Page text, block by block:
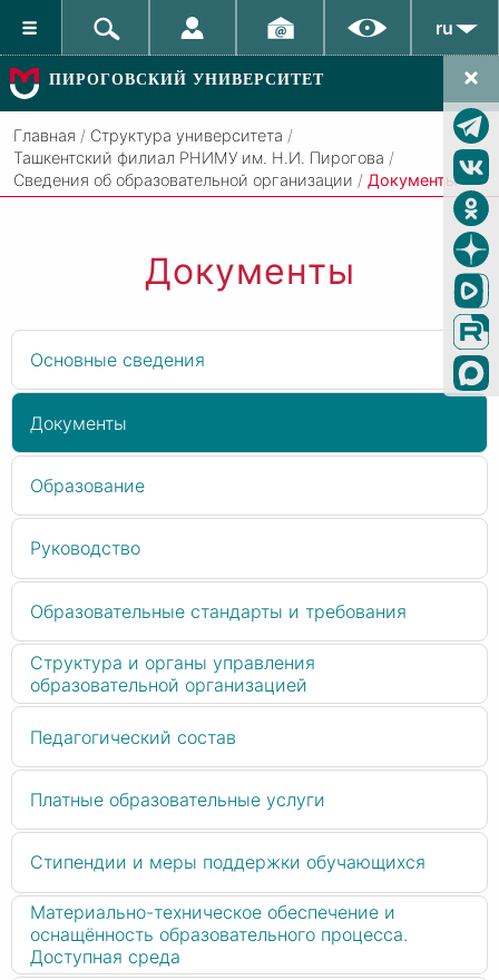
ru
ПИРОГОВСКИЙ УНИВЕРСИТЕТ
Главная / Структура университета /
Ташкентский филиал РНИМУ им. Н.И. Пирогова /
Сведения об образовательной организации / Документы
Документы
Основные сведения
Документы
Образование
Руководство
Образовательные стандарты и требования
Структура и органы управления
образовательной организацией
Педагогический состав
Платные образовательные услуги
Стипендии и меры поддержки обучающихся
Материально-техническое обеспечение и
оснащённость образовательного процесса.
Доступная среда